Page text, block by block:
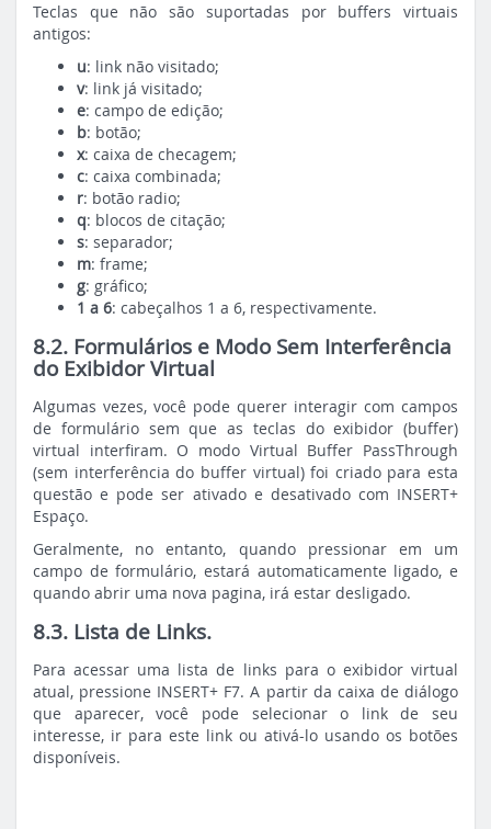
Teclas que não são suportadas por buffers virtuais
antigos:
u: link não visitado;
v: link já visitado;
e: campo de edição;
b: botão;
x: caixa de checagem;
c: caixa combinada;
r: botão radio;
q: blocos de citação;
s: separador;
m: frame;
g: gráfico;
1 a 6: cabeçalhos 1 a 6, respectivamente.
8.2. Formulários e Modo Sem Interferência
do Exibidor Virtual
Algumas vezes, você pode querer interagir com campos
de formulário sem que as teclas do exibidor (buffer)
virtual interfiram. O modo Virtual Buffer PassThrough
(sem interferência do buffer virtual) foi criado para esta
questão e pode ser ativado e desativado com INSERT+
Espaço.
Geralmente, no entanto, quando pressionar em um
campo de formulário, estará automaticamente ligado, e
quando abrir uma nova pagina, irá estar desligado.
8.3. Lista de Links.
Para acessar uma lista de links para o exibidor virtual
atual, pressione INSERT+ F7. A partir da caixa de diálogo
que aparecer, você pode selecionar o link de seu
interesse, ir para este link ou ativá-lo usando os botões
disponíveis.